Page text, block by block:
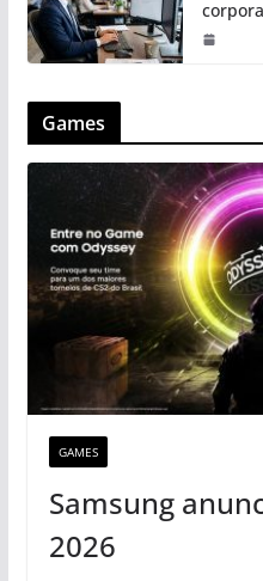
Games
GAMES
Samsung
2026